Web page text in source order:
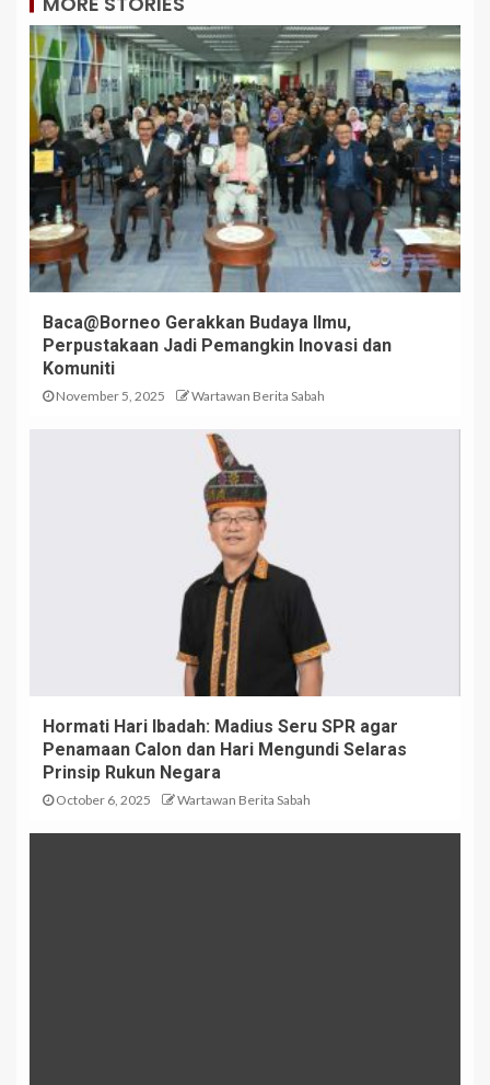
Baca@Borneo Gerakkan Budaya Ilmu,
Perpustakaan Jadi Pemangkin Inovasi dan
Komuniti
November 5, 2025 Wartawan Berita Sabah
Hormati Hari Ibadah: Madius Seru SPR agar
Penamaan Calon dan Hari Mengundi Selaras
Prinsip Rukun Negara
October 6, 2025 Wartawan Berita Sabah